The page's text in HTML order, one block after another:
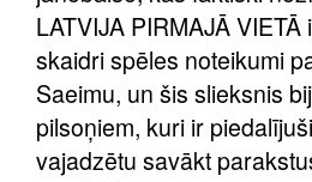
LATVIJA PIRMAJĀ
skaidri spēles noteikumi
Saeimu, un šis slieksnis
pilsoņiem, kuri ir
vajadzētu savākt